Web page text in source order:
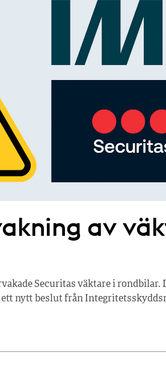
av
Securitas väktare i rondbilar.
nytt beslut från